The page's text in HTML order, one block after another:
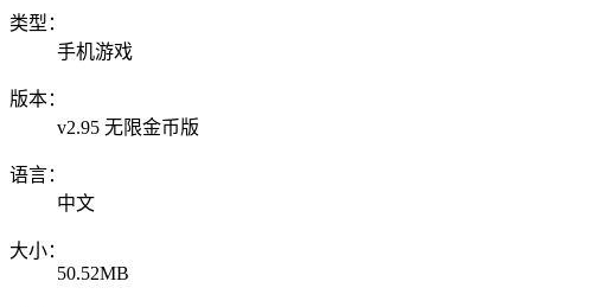
类型：
手机游戏
版本：
v2.95 无限金币版
语言：
中文
大小：
50.52MB